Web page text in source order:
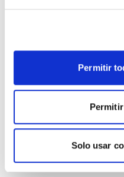
Permitir
Solo usar